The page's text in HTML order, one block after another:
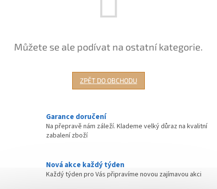
Můžete se ale podívat na ostatní kategorie.
ZPĚT DO OBCHODU
Garance doručení
Na přepravě nám záleží. Klademe velký důraz na kvalitní
zabalení zboží
Nová akce každý týden
Každý týden pro Vás připravíme novou zajímavou akci